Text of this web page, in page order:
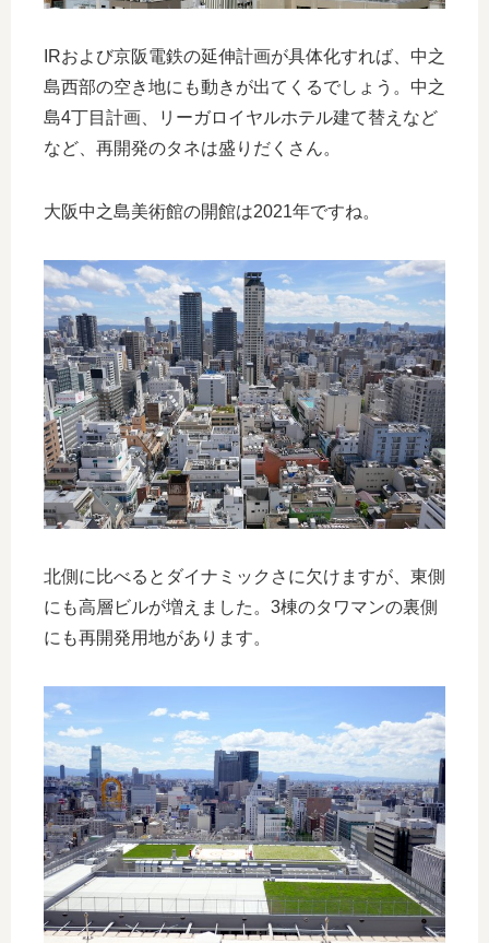
IRおよび京阪電鉄の延伸計画が具体化すれば、中之
島西部の空き地にも動きが出てくるでしょう。中之
島4丁目計画、リーガロイヤルホテル建て替えなど
など、再開発のタネは盛りだくさん。
大阪中之島美術館の開館は2021年ですね。
北側に比べるとダイナミックさに欠けますが、東側
にも高層ビルが増えました。3棟のタワマンの裏側
にも再開発用地があります。